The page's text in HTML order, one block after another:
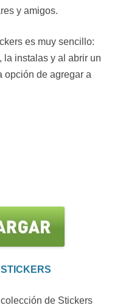
y amigos.
es muy sencillo:
la instalas y al abrir un
opción de agregar a
de Stickers